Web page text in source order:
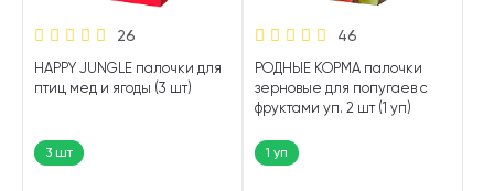
26
HAPPY JUNGLE палочки для
птиц мед и ягоды (3 шт)
3 шт
46
РОДНЫЕ КОРМА палочки
зерновые для попугаев с
фруктами уп. 2 шт (1 уп)
1 уп